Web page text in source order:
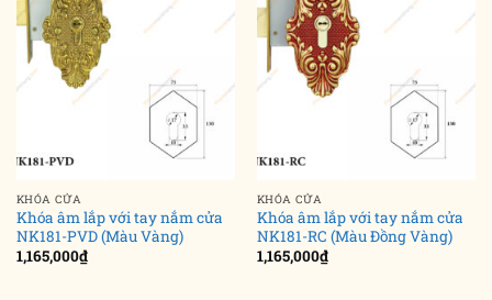
KHÓA CỬA
Khóa âm lắp với tay nắm cửa
NK181-PVD (Màu Vàng)
1,165,000₫
KHÓA CỬA
Khóa âm lắp với tay nắm cửa
NK181-RC (Màu Đồng Vàng)
1,165,000₫